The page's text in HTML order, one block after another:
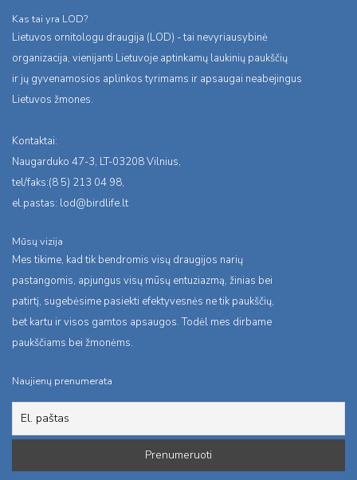
Kas tai yra LOD?
Lietuvos ornitologu draugija (LOD) - tai nevyriausybinė
organizacija, vienijanti Lietuvoje aptinkamų laukinių paukščių
ir jų gyvenamosios aplinkos tyrimams ir apsaugai neabejingus
Lietuvos žmones.
Kontaktai:
Naugarduko 47-3, LT-03208 Vilnius,
tel/faks:(8 5) 213 04 98,
el.pastas: lod@birdlife.lt
Mūsų vizija
Mes tikime, kad tik bendromis visų draugijos narių
pastangomis, apjungus visų mūsų entuziazmą, žinias bei
patirtį, sugebėsime pasiekti efektyvesnės ne tik paukščių,
bet kartu ir visos gamtos apsaugos. Todėl mes dirbame
paukščiams bei žmonėms.
Naujienų prenumerata